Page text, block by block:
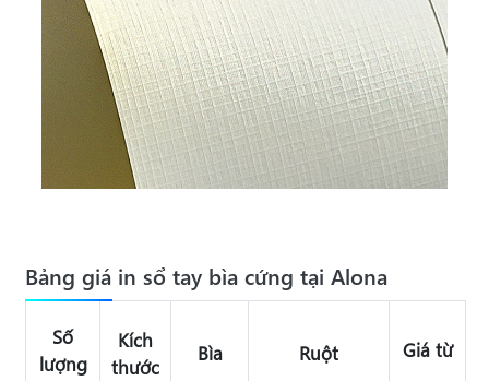
Bảng giá in sổ tay bìa cứng tại Alona
Số
lượng
Kích
thước
Bìa Ruột Giá từ